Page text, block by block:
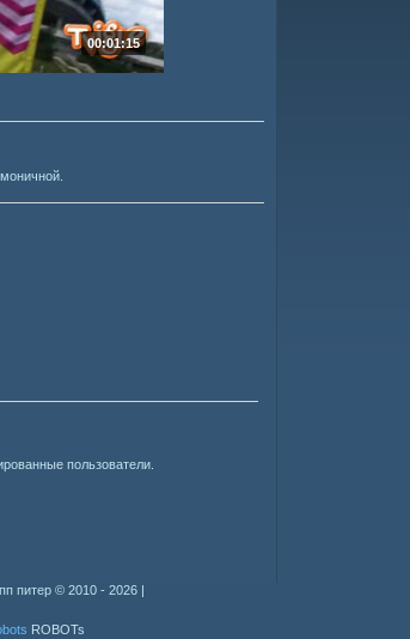
00:01:15
пользователи.
питер © 2010 - 2026 |
ROBOTs